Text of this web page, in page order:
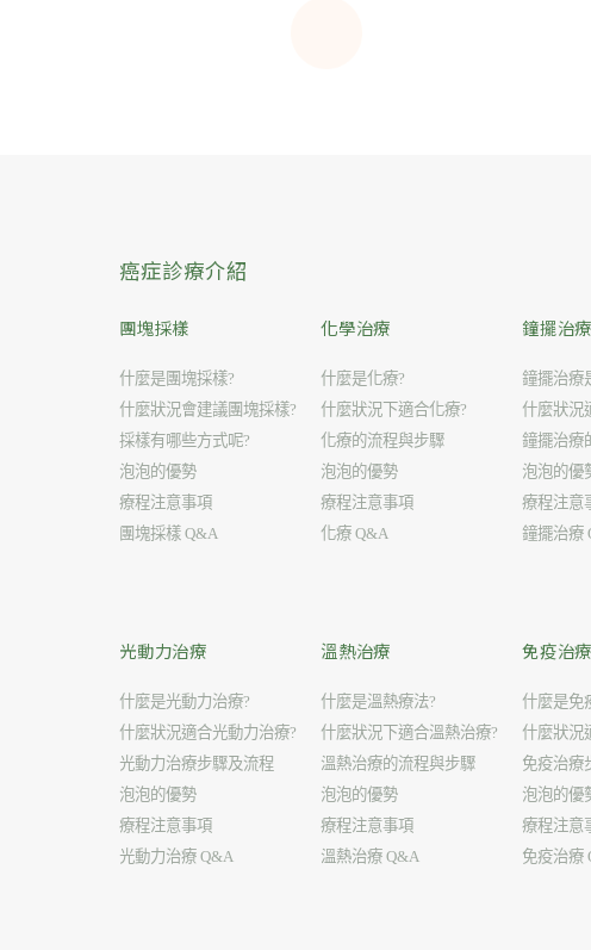
癌症診療介紹
團塊採樣
什麼是團塊採樣?
什麼狀況會建議團塊採樣?
採樣有哪些方式呢?
泡泡的優勢
療程注意事項
團塊採樣 Q&A
化學治療
什麼是化療?
什麼狀況下適合化療?
化療的流程與步驟
泡泡的優勢
療程注意事項
化療 Q&A
鐘擺治療
鐘擺治療
什麼狀況
鐘擺治療
泡泡的優
療程注意
鐘擺治療
光動力治療
什麼是光動力治療?
什麼狀況適合光動力治療?
光動力治療步驟及流程
泡泡的優勢
療程注意事項
光動力治療 Q&A
溫熱治療
什麼是溫熱療法?
什麼狀況下適合溫熱治療?
溫熱治療的流程與步驟
泡泡的優勢
療程注意事項
溫熱治療 Q&A
免疫治療
什麼是免
什麼狀況
免疫治療
泡泡的優
療程注意
免疫治療